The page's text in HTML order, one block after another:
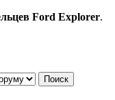
Ford Explorer.